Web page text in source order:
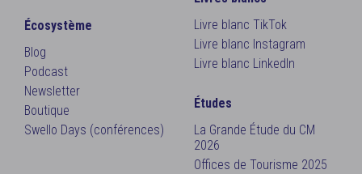
Écosystème
Blog
Podcast
Newsletter
Boutique
Swello Days (conférences)
Livre blanc TikTok
Livre blanc Instagram
Livre blanc LinkedIn
Études
La Grande Étude du CM
2026
Offices de Tourisme 2025